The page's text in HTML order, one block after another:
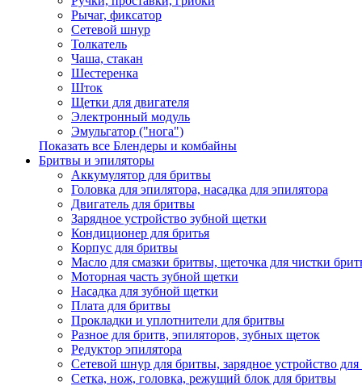
Рычаг, фиксатор
Сетевой шнур
Толкатель
Чаша, стакан
Шестеренка
Шток
Щетки для двигателя
Электронный модуль
Эмульгатор ("нога")
Показать все Блендеры и комбайны
Бритвы и эпиляторы
Аккумулятор для бритвы
Головка для эпилятора, насадка для эпилятора
Двигатель для бритвы
Зарядное устройство зубной щетки
Кондиционер для бритья
Корпус для бритвы
Масло для смазки бритвы, щеточка для чистки
Моторная часть зубной щетки
Насадка для зубной щетки
Плата для бритвы
Прокладки и уплотнители для бритвы
Разное для бритв, эпиляторов, зубных щеток
Редуктор эпилятора
Сетевой шнур для бритвы, зарядное устройство
Сетка, нож, головка, режущий блок для бритвы